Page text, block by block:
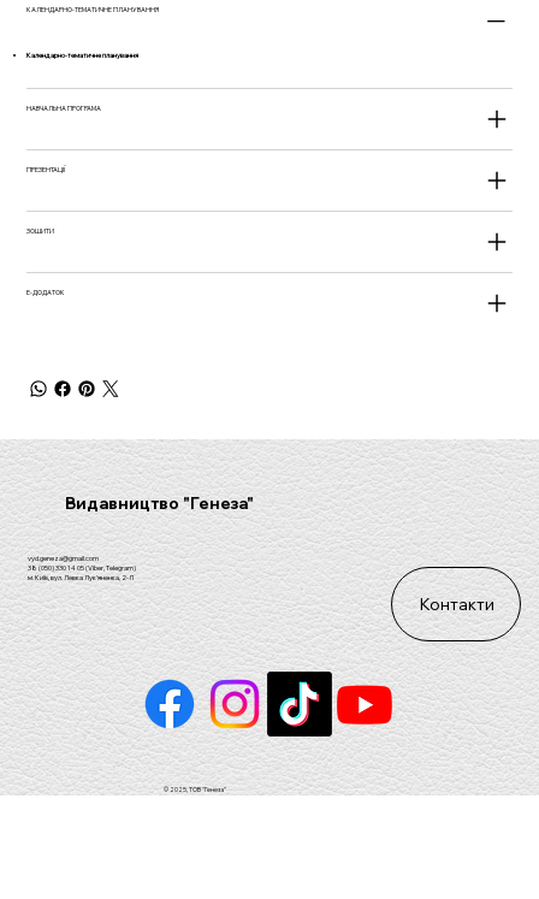
КАЛЕНДАРНО-ТЕМАТИЧНЕ ПЛАНУВАННЯ
Календарно-тематичне планування
НАВЧАЛЬНА ПРОГРАМА
ПРЕЗЕНТАЦІЇ
ЗОШИТИ
Е-ДОДАТОК
Видавництво "Генеза"
Контакти
vyd.geneza@gmail.com
38 (050) 330 14 05 (Viber, Telegram)
м. Київ, вул. Левка Лук'яненка, 2-Л
© 2025, ТОВ "Генеза"